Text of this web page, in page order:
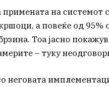
на системот
а повеќе од
Тоа јасно
– туку
неговата